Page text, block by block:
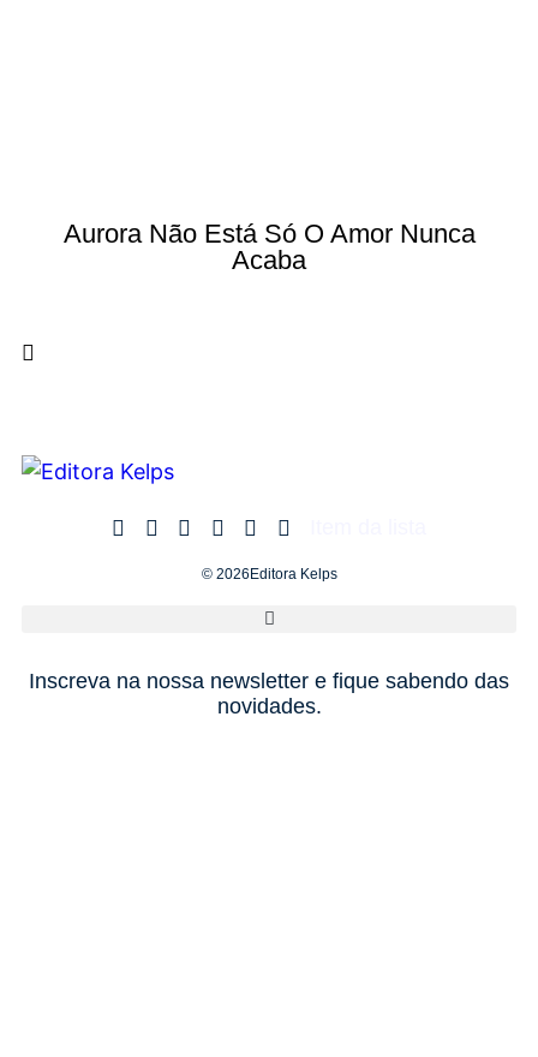
Aurora Não Está Só O Amor Nunca
Acaba
© 2026Editora Kelps
Inscreva na nossa newsletter e fique sabendo das
novidades.